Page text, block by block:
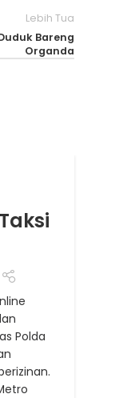
Lebih Tua
Bareng
Organda
Polda